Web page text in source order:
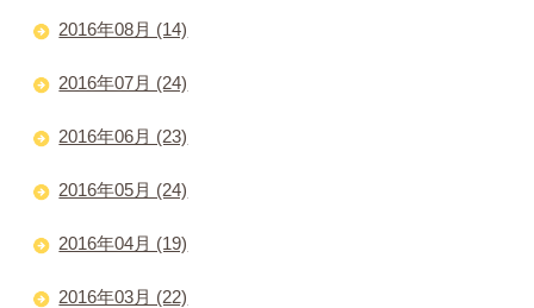
2016年08月 (14)
2016年07月 (24)
2016年06月 (23)
2016年05月 (24)
2016年04月 (19)
2016年03月 (22)